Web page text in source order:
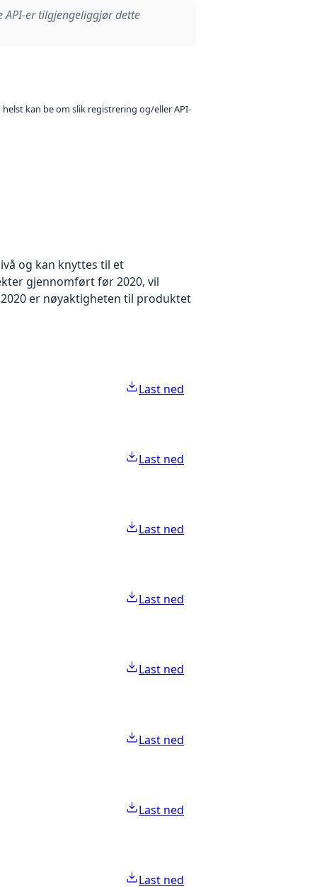
API-er tilgjengeliggjør dette
kan be om slik registrering og/eller API-
og kan knyttes til et
gjennomført før 2020, vil
er nøyaktigheten til produktet
Last ned
Last ned
Last ned
Last ned
Last ned
Last ned
Last ned
Last ned